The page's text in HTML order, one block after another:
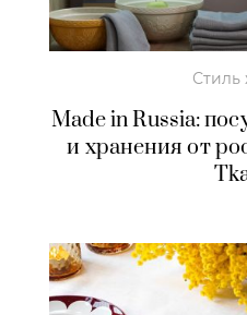
Стиль
Made in Russia:
и хранения от